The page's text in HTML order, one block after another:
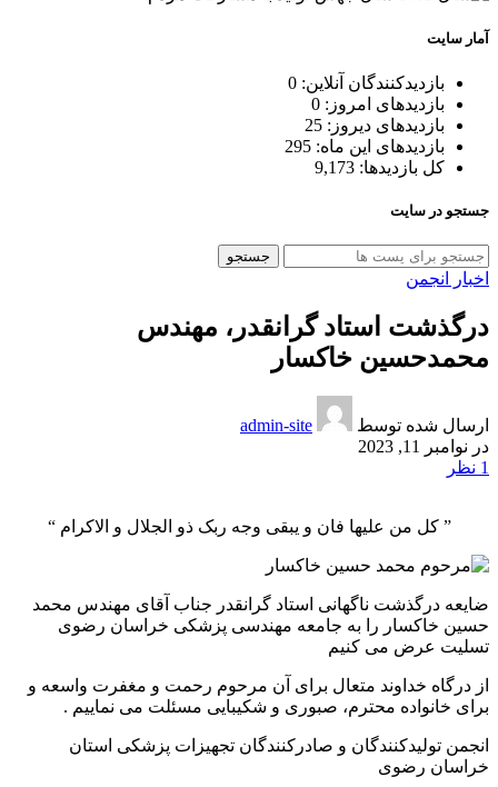
آمار سایت
بازدیدکنندگان آنلاین: 0
بازدیدهای امروز: 0
بازدیدهای دیروز: 25
بازدیدهای این ماه: 295
کل بازدیدها: 9,173
جستجو در سایت
جستجو
اخبار انجمن
درگذشت استاد گرانقدر، مهندس
محمدحسین خاکسار
ارسال شده توسط
admin-site
در نوامبر 11, 2023
1 نظر
” کل من علیها فان و یبقی وجه ربک ذو الجلال و الاکرام “
ضایعه درگذشت ناگهانی استاد گرانقدر جناب آقای مهندس محمد
حسین خاکسار را به جامعه مهندسی پزشکی خراسان رضوی
تسلیت عرض می کنیم
از درگاه خداوند متعال برای آن مرحوم رحمت و مغفرت واسعه و
برای خانواده محترم، صبوری و شکیبایی مسئلت می نماییم .
انجمن تولیدکنندگان و صادرکنندگان تجهیزات پزشکی استان
خراسان رضوی